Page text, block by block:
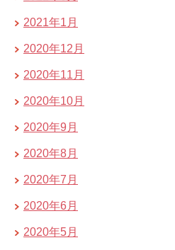
2021年1月
2020年12月
2020年11月
2020年10月
2020年9月
2020年8月
2020年7月
2020年6月
2020年5月